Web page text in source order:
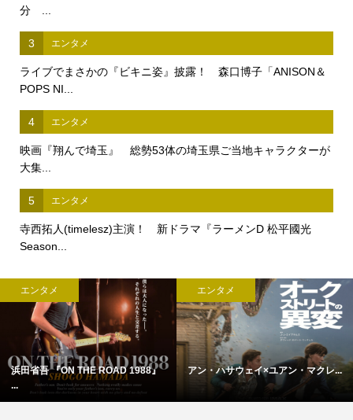
分 ...
3 エンタメ
ライブでまさかの『ビキニ姿』披露！ 森口博子「ANISON＆
POPS NI...
4 エンタメ
映画『翔んで埼玉』 総勢53体の埼玉県ご当地キャラクターが
大集...
5 エンタメ
寺西拓人(timelesz)主演！ 新ドラマ『ラーメンD 松平國光
Season...
エンタメ
浜田省吾 『ON THE ROAD 1988』
...
エンタメ
アン・ハサウェイ×ユアン・マクレ...